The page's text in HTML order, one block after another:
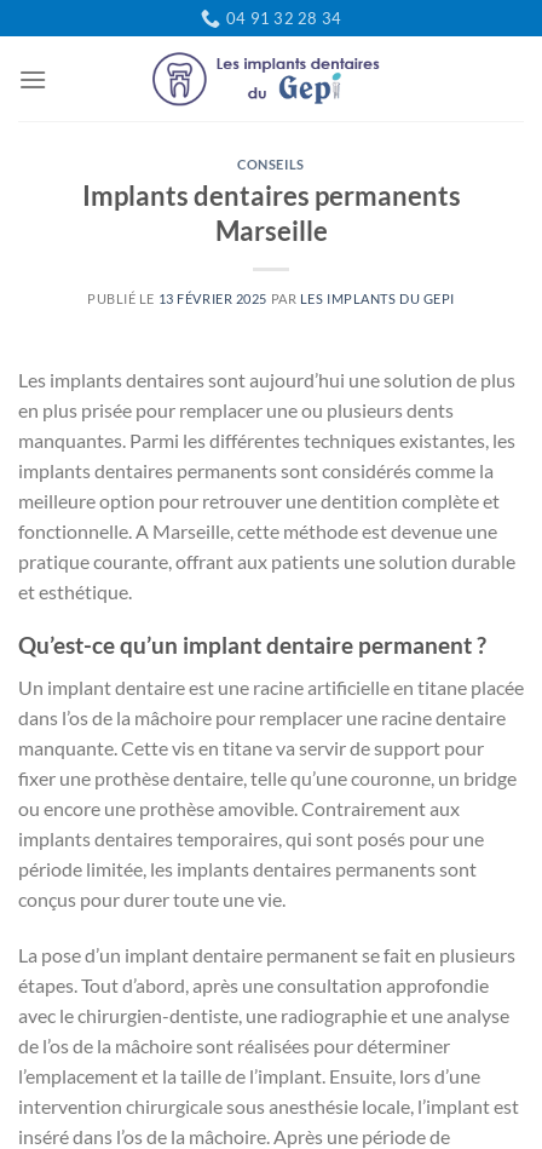
contenu
04 91 32 28 34
CONSEILS
Implants dentaires permanents
Marseille
PUBLIÉ LE 13 FÉVRIER 2025 PAR LES IMPLANTS DU GEPI
Les implants dentaires sont aujourd’hui une solution de plus
en plus prisée pour remplacer une ou plusieurs dents
manquantes. Parmi les différentes techniques existantes, les
implants dentaires permanents sont considérés comme la
meilleure option pour retrouver une dentition complète et
fonctionnelle. A Marseille, cette méthode est devenue une
pratique courante, offrant aux patients une solution durable
et esthétique.
Qu’est-ce qu’un implant dentaire permanent ?
Un implant dentaire est une racine artificielle en titane placée
dans l’os de la mâchoire pour remplacer une racine dentaire
manquante. Cette vis en titane va servir de support pour
fixer une prothèse dentaire, telle qu’une couronne, un bridge
ou encore une prothèse amovible. Contrairement aux
implants dentaires temporaires, qui sont posés pour une
période limitée, les implants dentaires permanents sont
conçus pour durer toute une vie.
La pose d’un implant dentaire permanent se fait en plusieurs
étapes. Tout d’abord, après une consultation approfondie
avec le chirurgien-dentiste, une radiographie et une analyse
de l’os de la mâchoire sont réalisées pour déterminer
l’emplacement et la taille de l’implant. Ensuite, lors d’une
intervention chirurgicale sous anesthésie locale, l’implant est
inséré dans l’os de la mâchoire. Après une période de